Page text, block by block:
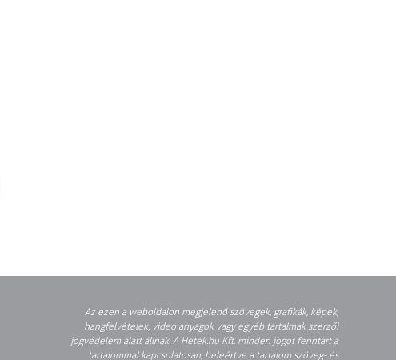
Az ezen a weboldalon megjelenő szövegek, grafikák, képek,
hangfelvételek, video anyagok vagy egyéb tartalmak szerzői
jogvédelem alatt állnak. A Hetek.hu Kft. minden jogot fenntart a
tartalommal kapcsolatosan, beleértve a tartalom szöveg- és